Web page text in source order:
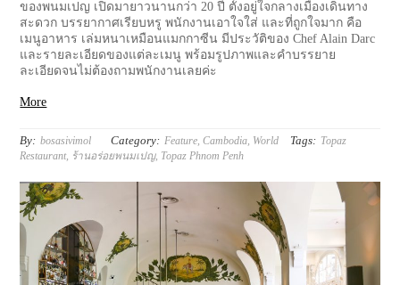
ของพนมเปญ เปิดมายาวนานกว่า 20 ปี ตั้งอยู่ใจกลางเมืองเดินทาง
สะดวก บรรยากาศเรียบหรู พนักงานเอาใจใส่ และที่ถูกใจมาก คือ
เมนูอาหาร เล่มหนาเหมือนแมกกาซีน มีประวัติของ Chef Alain Darc
และรายละเอียดของแต่ละเมนู พร้อมรูปภาพและคำบรรยาย
ละเอียดจนไม่ต้องถามพนักงานเลยค่ะ
More
By: bosasivimol Category: Feature ,Cambodia World Tags: Topaz
Restaurant, ร้านอร่อยพนมเปญ, Topaz Phnom Penh